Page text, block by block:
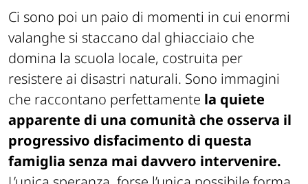
Ci sono poi un paio di momenti in cui enormi
valanghe si staccano dal ghiacciaio che
domina la scuola locale, costruita per
resistere ai disastri naturali. Sono immagini
che raccontano perfettamente la quiete
apparente di una comunità che osserva il
progressivo disfacimento di questa
famiglia senza mai davvero intervenire.